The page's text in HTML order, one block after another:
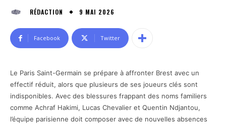
RÉDACTION 9 MAI 2026
Facebook Twitter
Le Paris Saint-Germain se prépare à affronter Brest avec un
effectif réduit, alors que plusieurs de ses joueurs clés sont
indisponibles. Avec des blessures frappant des noms familiers
comme Achraf Hakimi, Lucas Chevalier et Quentin Ndjantou,
l’équipe parisienne doit composer avec de nouvelles absences